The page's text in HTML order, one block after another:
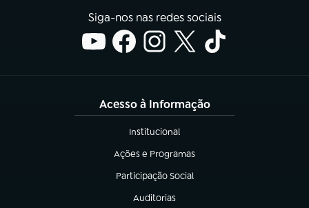
Siga-nos nas redes sociais
Acesso à Informação
Institucional
(abre em nova aba)
Ações e Programas
(abre em nova aba)
Participação Social
(abre em nova aba)
Auditorias
(abre em nova aba)